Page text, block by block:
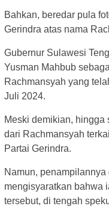
Bahkan, beredar pula
Gerindra atas nama
Gubernur Sulawesi
Yusman Mahbub
Rachmansyah yang
Juli 2024.
Meski demikian, hingga
dari Rachmansyah
Partai Gerindra.
Namun,
mengisyaratkan bahwa
tersebut, di tengah